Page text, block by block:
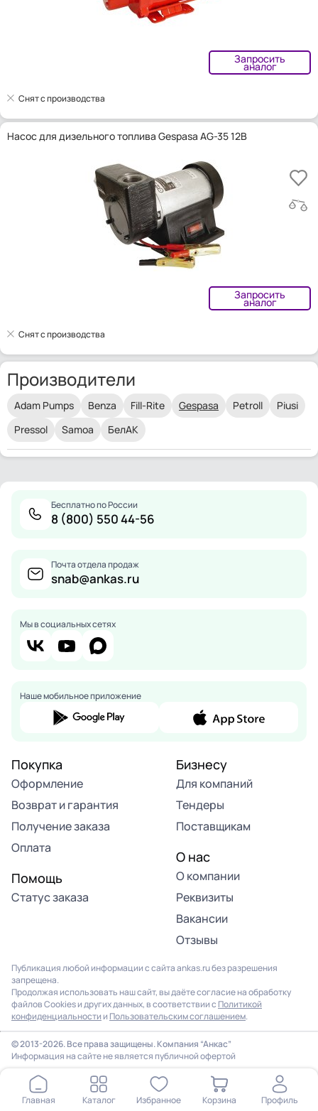
Запросить
аналог
Снят с производства
Насос для дизельного топлива Gespasa AG-35 12В
Запросить
аналог
Снят с производства
Производители
Adam Pumps Benza Fill-Rite Gespasa Petroll
Piusi
Pressol
Samoa БелАК
Бесплатно по России
8 (800) 550 44-56
Почта отдела продаж
snab@ankas.ru
Мы в социальных сетях
Наше мобильное приложение
Покупка
Оформление
Возврат и гарантия
Получение заказа
Оплата
Помощь
Статус заказа
Бизнесу
Для компаний
Тендеры
Поставщикам
О нас
О компании
Реквизиты
Вакансии
Отзывы
Публикация любой информации с сайта ankas.ru без разрешения
запрещена.
Продолжая использовать наш сайт, вы даёте согласие на обработку
файлов Cookies и других данных, в соответствии с Политикой
конфиденциальности и Пользовательским соглашением.
© 2013-2026. Все права защищены. Компания “Анкас”
Информация на сайте не является публичной офертой
Главная Каталог Избранное Корзина Профиль